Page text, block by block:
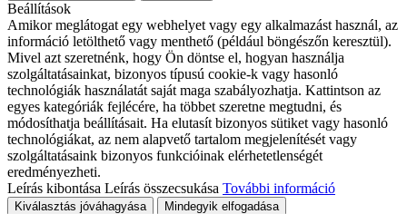
Beállítások
Amikor meglátogat egy webhelyet vagy egy alkalmazást használ, az
információ letölthető vagy menthető (például böngészőn keresztül).
Mivel azt szeretnénk, hogy Ön döntse el, hogyan használja
szolgáltatásainkat, bizonyos típusú cookie-k vagy hasonló
technológiák használatát saját maga szabályozhatja. Kattintson az
egyes kategóriák fejlécére, ha többet szeretne megtudni, és
módosíthatja beállításait. Ha elutasít bizonyos sütiket vagy hasonló
technológiákat, az nem alapvető tartalom megjelenítését vagy
szolgáltatásaink bizonyos funkcióinak elérhetetlenségét
eredményezheti.
Leírás kibontása Leírás összecsukása További információ
Kiválasztás jóváhagyása
Mindegyik elfogadása